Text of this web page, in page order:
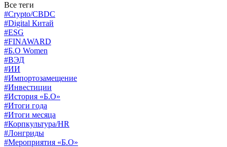
Все теги
#Crypto/CBDC
#Digital Китай
#ESG
#FINAWARD
#Б.О Women
#ВЭД
#ИИ
#Импортозамещение
#Инвестиции
#История «Б.О»
#Итоги года
#Итоги месяца
#Корпкультура/HR
#Лонгриды
#Мероприятия «Б.О»